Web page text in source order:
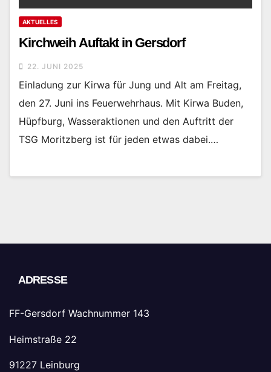
AKTUELLES
Kirchweih Auftakt in Gersdorf
22. JUNI 2025
Einladung zur Kirwa für Jung und Alt am Freitag,
den 27. Juni ins Feuerwehrhaus. Mit Kirwa Buden,
Hüpfburg, Wasseraktionen und den Auftritt der
TSG Moritzberg ist für jeden etwas dabei.…
ADRESSE
FF-Gersdorf Wachnummer 143
Heimstraße 22
91227 Leinburg